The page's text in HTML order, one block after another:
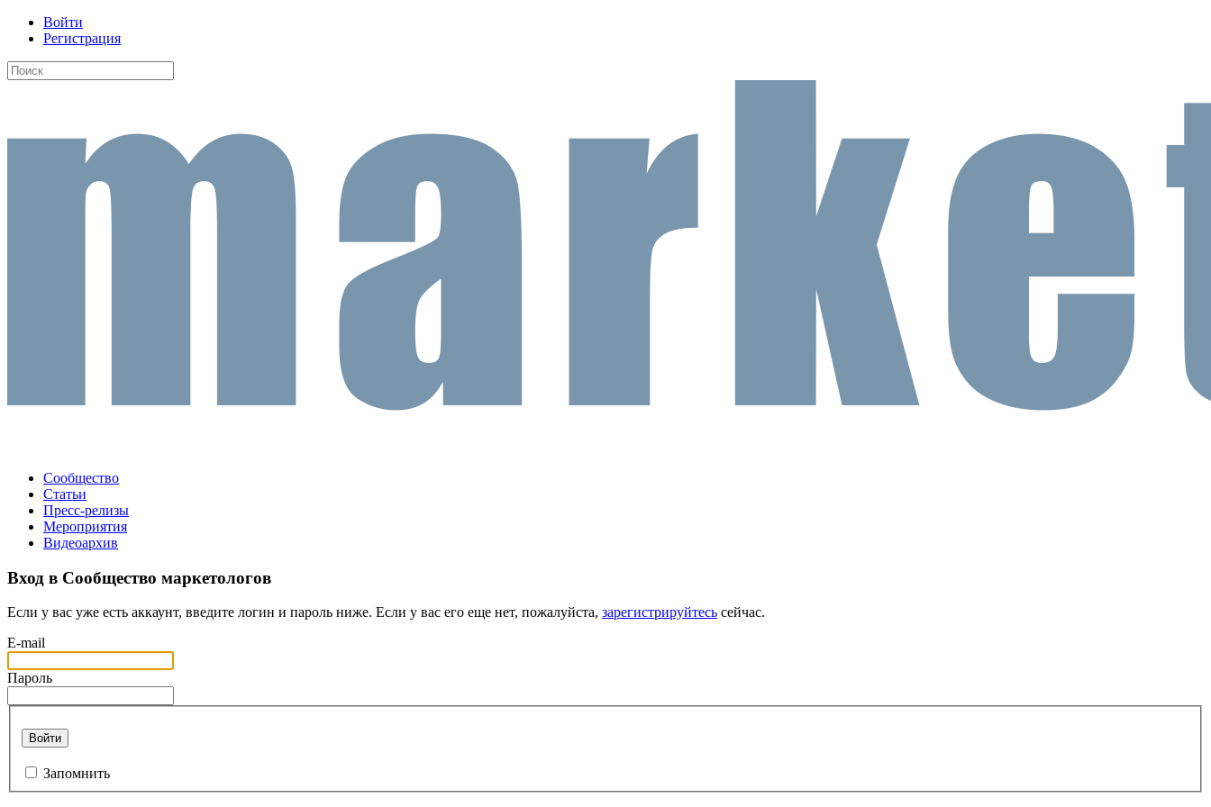
Войти
Регистрация
Сообщество
Статьи
Пресс-релизы
Мероприятия
Видеоархив
Вход в Сообщество маркетологов
Если у вас уже есть аккаунт, введите логин и пароль ниже. Если у вас его еще нет, пожалуйста, зарегистрируйтесь сейчас.
E-mail
Пароль
Войти
Запомнить